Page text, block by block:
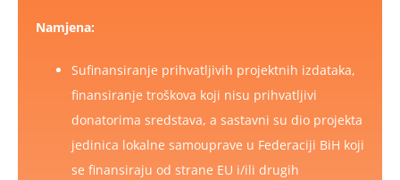
Namjena:
Sufinansiranje prihvatljivih projektnih izdataka,
finansiranje troškova koji nisu prihvatljivi
donatorima sredstava, a sastavni su dio projekta
jedinica lokalne samouprave u Federaciji BiH koji
se finansiraju od strane EU i/ili drugih